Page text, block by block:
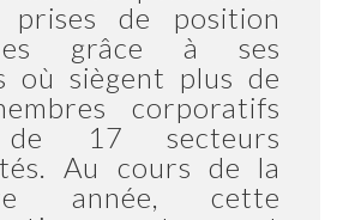
de position
grâce à ses
où siègent plus de
corporatifs
de 17 secteurs
Au cours de la
année, cette